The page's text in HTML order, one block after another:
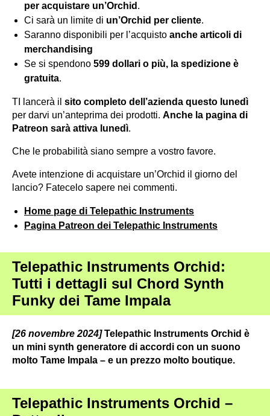
per acquistare un’Orchid .
Ci sarà un limite di un’Orchid per cliente.
Saranno disponibili per l’acquisto anche articoli di
merchandising
Se si spendono 599 dollari o più, la spedizione è
gratuita.
TI lancerà il sito completo dell’azienda questo lunedì
per darvi un’anteprima dei prodotti. Anche la pagina di
Patreon sarà attiva lunedì.
Che le probabilità siano sempre a vostro favore.
Avete intenzione di acquistare un’Orchid il giorno del
lancio? Fatecelo sapere nei commenti.
Home page di Telepathic Instruments
Pagina Patreon dei Telepathic Instruments
Telepathic Instruments Orchid:
Tutti i dettagli sul Chord Synth
Funky dei Tame Impala
[26 novembre 2024] Telepathic Instruments Orchid è
un mini synth generatore di accordi con un suono
molto Tame Impala – e un prezzo molto boutique.
Telepathic Instruments Orchid –